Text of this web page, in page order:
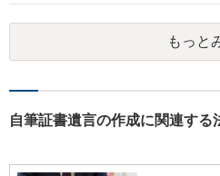
ます。 入籍した場合でも、原則契約
には変わりがありません。 なかなか
場でアドバイスを行うのも限界があ
を持参のうえ個別に弁護士に相談さ
もっと
自筆証書遺言の作成に関連する